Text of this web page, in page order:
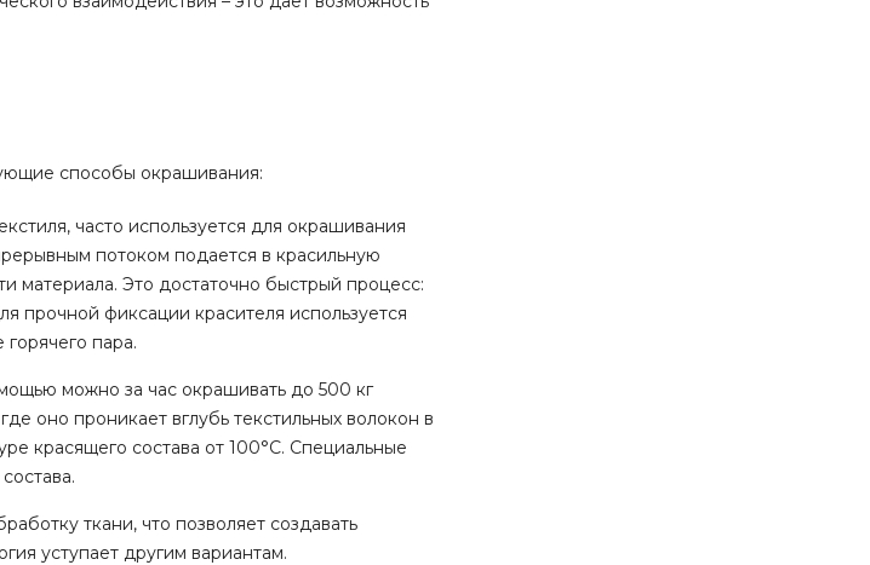
способы окрашивания:
часто используется для окрашивания
потоком подается в красильную
материала. Это достаточно быстрый процесс:
прочной фиксации красителя используется
пара.
можно за час окрашивать до 500 кг
оно проникает вглубь текстильных волокон в
красящего состава от 100°С. Специальные
ткани, что позволяет создавать
уступает другим вариантам.